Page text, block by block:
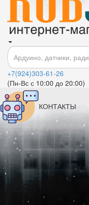
+7(924)303-61-26
(Пн-Вс с 10:00 до 20:00)
КОНТАКТЫ